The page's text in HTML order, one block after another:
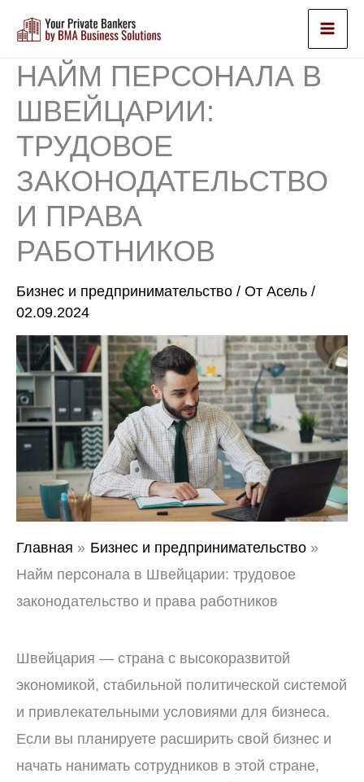
содержимому
НАЙМ ПЕРСОНАЛА В
ШВЕЙЦАРИИ:
ТРУДОВОЕ
ЗАКОНОДАТЕЛЬСТВО
И ПРАВА
РАБОТНИКОВ
Бизнес и предпринимательство / От Асель /
02.09.2024
Главная
Бизнес и предпринимательство
Найм персонала в Швейцарии: трудовое
законодательство и права работников
Швейцария — страна с высокоразвитой
экономикой, стабильной политической системой
и привлекательными условиями для бизнеса.
Если вы планируете расширить свой бизнес и
начать нанимать сотрудников в этой стране,